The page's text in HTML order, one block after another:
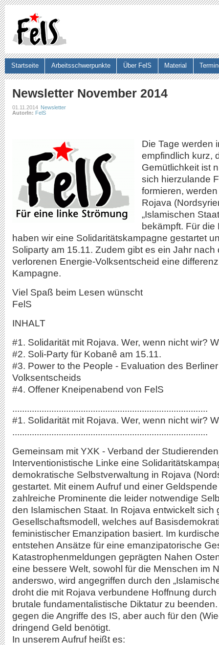
Newsletter November 2014
01.11.2014 Newsletter
AutorIn: FelS
Die Tage werden
empfindlich kurz,
Gemütlichkeit ist
sich hierzulande
formieren,
Rojava
„Islamischen
bekämpft. Für
haben wir eine Solidaritätskampagne gestartet
Soliparty am 15.11. Zudem gibt es ein Jahr nach
verlorenen Energie-Volksentscheid eine
Kampagne.
Viel Spaß beim Lesen wünscht
FelS
INHALT
#1. Solidarität mit Rojava. Wer, wenn nicht wir?
#2. Soli-Party für Kobanê am 15.11.
#3. Power to the People - Evaluation des
Volksentscheids
#4. Offener Kneipenabend von FelS
................................................................................
#1. Solidarität mit Rojava. Wer, wenn nicht wir?
................................................................................
Gemeinsam mit YXK - Verband der
Interventionistische Linke eine
demokratische Selbstverwaltung in Rojava
gestartet. Mit einem Aufruf und einer
zahlreiche Prominente die leider notwendige
den Islamischen Staat. In Rojava entwickelt sich
Gesellschaftsmodell, welches auf
feministischer Emanzipation basiert. Im
entstehen Ansätze für eine emanzipatorische
Katastrophenmeldungen geprägten Nahen
eine bessere Welt, sowohl für die Menschen im
anderswo, wird angegriffen durch den
droht die mit Rojava verbundene Hoffnung
brutale fundamentalistische Diktatur zu
gegen die Angriffe des IS, aber auch für den
dringend Geld benötigt.
In unserem Aufruf heißt es:
Startseite Arbeitsschwerpunkte Über FelS Material
Suchformular